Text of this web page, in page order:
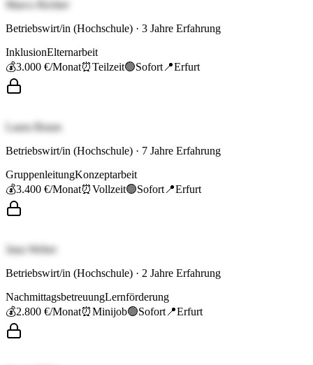
Marco Richter
Betriebswirt/in (Hochschule) · 3 Jahre Erfahrung
InklusionElternarbeit
💰3.000 €/Monat⏰Teilzeit🟢Sofort 📍Erfurt
Laura Braun
Betriebswirt/in (Hochschule) · 7 Jahre Erfahrung
GruppenleitungKonzeptarbeit
💰3.400 €/Monat⏰Vollzeit🟢Sofort 📍Erfurt
Jana Weber
Betriebswirt/in (Hochschule) · 2 Jahre Erfahrung
NachmittagsbetreuungLernförderung
💰2.800 €/Monat⏰Minijob🟢Sofort 📍Erfurt